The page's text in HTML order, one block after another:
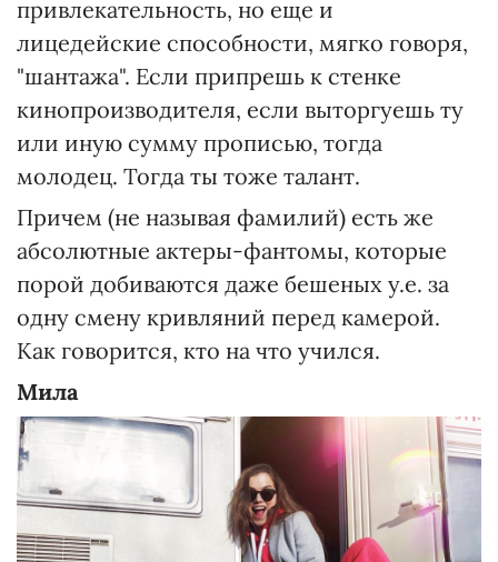
привлекательность, но еще и
лицедейские способности, мягко говоря,
"шантажа". Если припрешь к стенке
кинопроизводителя, если выторгуешь ту
или иную сумму прописью, тогда
молодец. Тогда ты тоже талант.
Причем (не называя фамилий) есть же
абсолютные актеры-фантомы, которые
порой добиваются даже бешеных у.е. за
одну смену кривляний перед камерой.
Как говорится, кто на что учился.
Мила